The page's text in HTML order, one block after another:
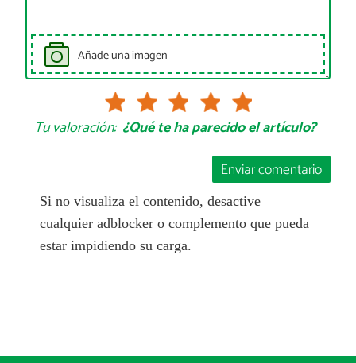
Añade una imagen
Tu valoración: ¿Qué te ha parecido el artículo?
Enviar comentario
Si no visualiza el contenido, desactive
cualquier adblocker o complemento que pueda
estar impidiendo su carga.